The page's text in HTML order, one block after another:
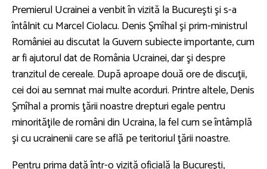
Premierul Ucrainei a venbit în vizită la Bucureşti şi s-a
întâlnit cu Marcel Ciolacu. Denis Şmîhal şi prim-ministrul
României au discutat la Guvern subiecte importante, cum
ar fi ajutorul dat de România Ucrainei, dar şi despre
tranzitul de cereale. După aproape două ore de discuţii,
cei doi au semnat mai multe acorduri. Printre altele, Denis
Şmîhal a promis ţării noastre drepturi egale pentru
minorităţile de români din Ucraina, la fel cum se întâmplă
şi cu ucrainenii care se află pe teritoriul ţării noastre.
Pentru prima dată într-o vizită oficială la Bucureşti,